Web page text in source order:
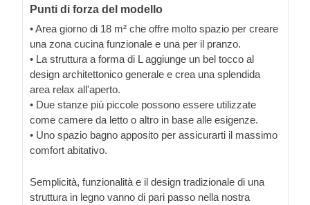
Punti di forza del modello
• Area giorno di 18 m² che offre molto spazio per creare
una zona cucina funzionale e una per il pranzo.
• La struttura a forma di L aggiunge un bel tocco al
design architettonico generale e crea una splendida
area relax all'aperto.
• Due stanze più piccole possono essere utilizzate
come camere da letto o altro in base alle esigenze.
• Uno spazio bagno apposito per assicurarti il massimo
comfort abitativo.
Semplicità, funzionalità e il design tradizionale di una
struttura in legno vanno di pari passo nella nostra